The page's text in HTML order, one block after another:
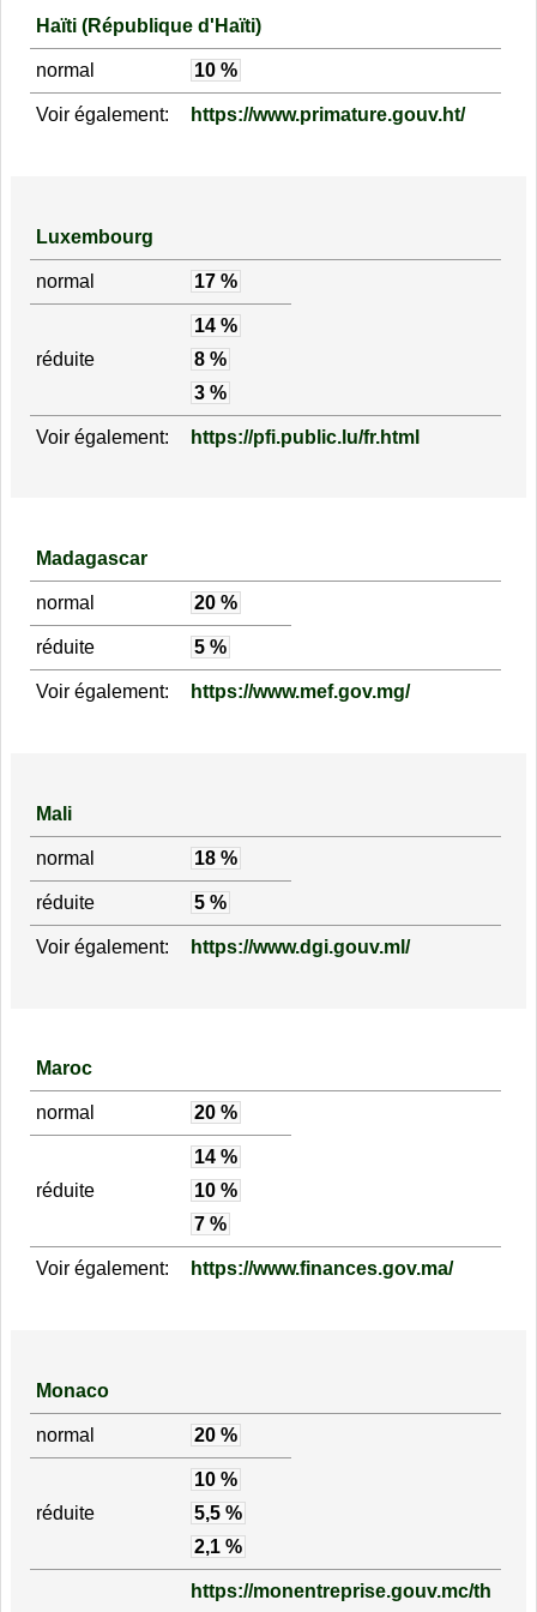
Haïti (République d'Haïti)
normal 10 %
Voir également: https://www.primature.gouv.ht/
Luxembourg
normal 17 %
réduite
14 %
8 %
3 %
Voir également: https://pfi.public.lu/fr.html
Madagascar
normal 20 %
réduite 5 %
Voir également: https://www.mef.gov.mg/
Mali
normal 18 %
réduite 5 %
Voir également: https://www.dgi.gouv.ml/
Maroc
normal 20 %
réduite
14 %
10 %
7 %
Voir également: https://www.finances.gov.ma/
Monaco
normal 20 %
réduite
10 %
5,5 %
2,1 %
https://monentreprise.gouv.mc/th